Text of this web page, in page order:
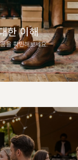
한 이해
을 확인해보세요.